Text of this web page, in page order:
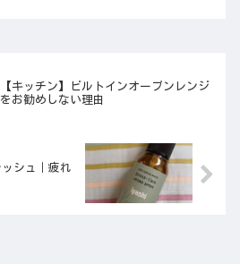
【キッチン】ビルトインオーブンレンジ
をお勧めしない理由
シュ｜疲れ